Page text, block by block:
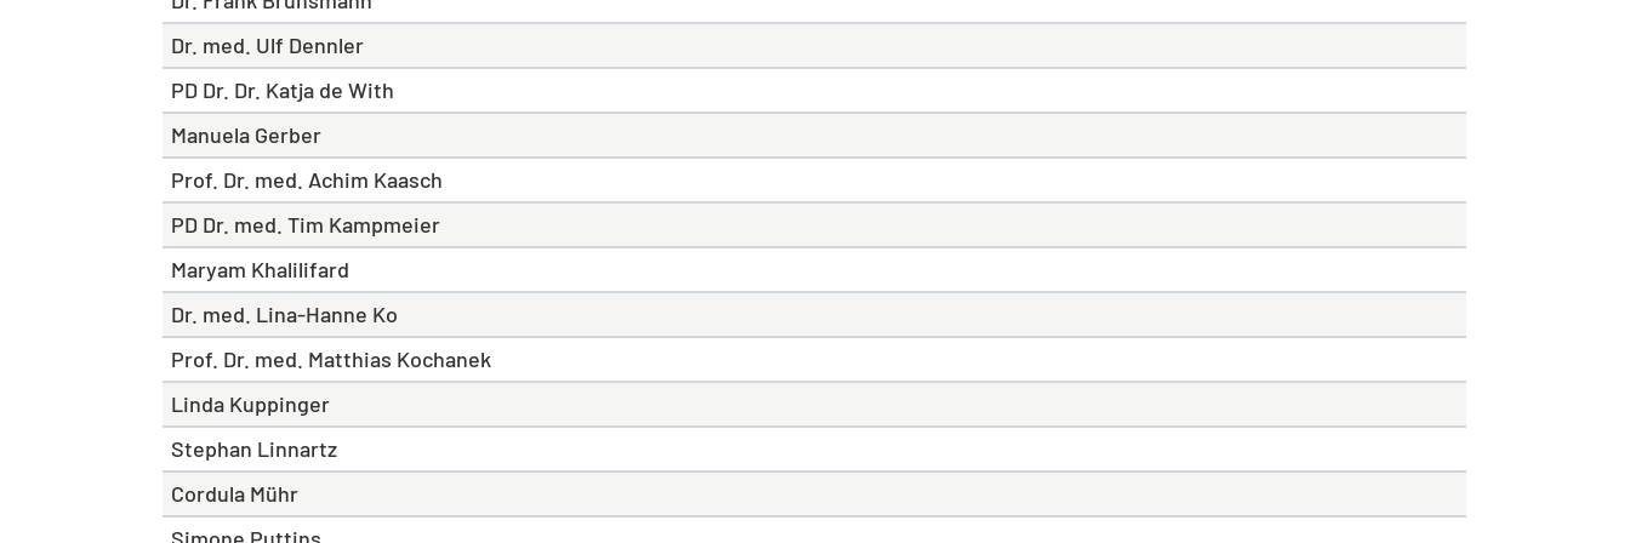
Dr. med. Ulf Dennler
PD Dr. Dr. Katja de With
Manuela Gerber
Prof. Dr. med. Achim Kaasch
PD Dr. med. Tim Kampmeier
Maryam Khalilifard
Dr. med. Lina-Hanne Ko
Prof. Dr. med. Matthias Kochanek
Linda Kuppinger
Stephan Linnartz
Cordula Mühr